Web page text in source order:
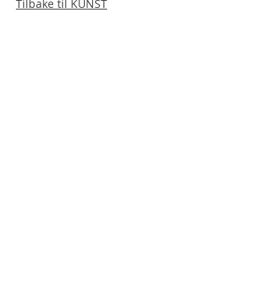
Tilbake til KUNST